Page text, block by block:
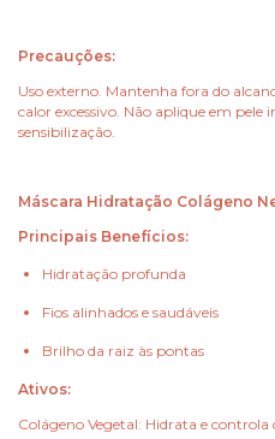
Precauções:
Uso externo. Mantenha fora do
calor excessivo. Não aplique em pele
sensibilização.
Máscara Hidratação Colágeno
Principais Benefícios:
Hidratação profunda
Fios alinhados e saudáveis
Brilho da raiz às pontas
Ativos:
Colágeno Vegetal: Hidrata e controla